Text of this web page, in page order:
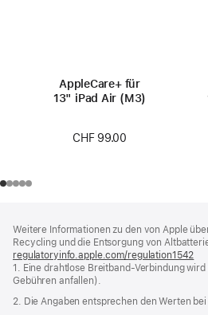
AppleCare+ für
13" iPad Air (M3)
CHF 99.00
Weitere Informationen zu den von Apple
Recycling und die Entsorgung von
regulatoryinfo.apple.com/regulation1542
ein
1. Eine drahtlose Breitband-Verbindung
Gebühren anfallen).
2. Die Angaben entsprechen den Werten